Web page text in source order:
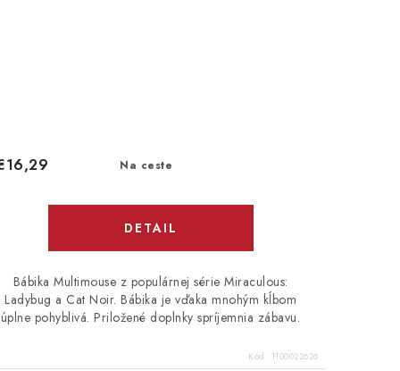
Na ceste
DETAIL
Bábika Multimouse z populárnej série Miraculous:
Ladybug a Cat Noir. Bábika je vďaka mnohým kĺbom
úplne pohyblivá. Priložené doplnky spríjemnia zábavu.
Kód: 1100022626